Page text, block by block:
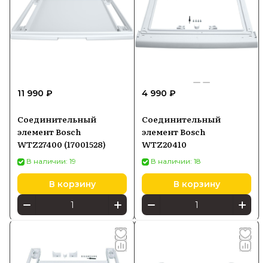
11 990 ₽
Соединительный
элемент Bosch
WTZ27400 (17001528)
В наличии: 19
В корзину
4 990 ₽
Соединительный
элемент Bosch
WTZ20410
В наличии: 18
В корзину